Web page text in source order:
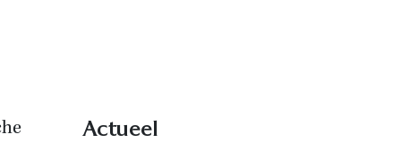
Actueel